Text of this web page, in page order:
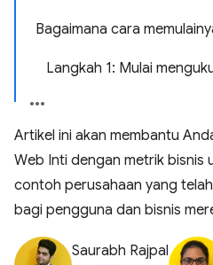
Bagaimana cara
Langkah 1: Mulai
Artikel ini akan membantu
Web Inti dengan metrik bisnis
contoh perusahaan yang
bagi pengguna dan bisnis
Saurabh Rajpal